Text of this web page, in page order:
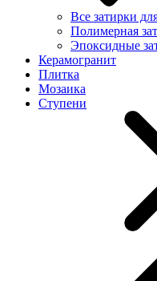
Все затирки
Полимерная
Эпоксидные
Керамогранит
Плитка
Мозаика
Ступени